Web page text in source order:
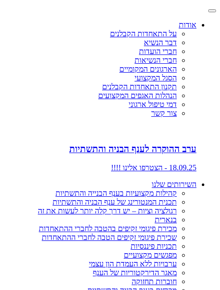
אודות
על התאחדות הקבלנים
דבר הנשיא
חברי הועדות
חברי הנשיאות
הארגונים המקומיים
הסגל המקצועי
תקנון התאחדות הקבלנים
הנהלות האגפים המקצועים
דמי טיפול ארגוני
צור קשר
ערב ההוקרה לענף הבניה והתשתיות
18.09.25 - הצטרפו אלינו !!!!
השירותים שלנו
קהילות מקצועיות בענף הבנייה והתשתיות
תכנית המנטורינג של ענף הבניה והתשתיות
רגולציה וציות – יש דרך קלה יותר לעשות את זה
בנארית
מכירת פיגומי זקיפים בהטבה לחברי ההתאחדות
שכירת פיגומי זקיפים הטבה לחברי ההתאחדות
תכניות פיננסיות
מפגשים מקצועיים
ערבויות ללא העמדת הון עצמי
מאגר הדירקטוריות של הענף
חוברות תחזוקה